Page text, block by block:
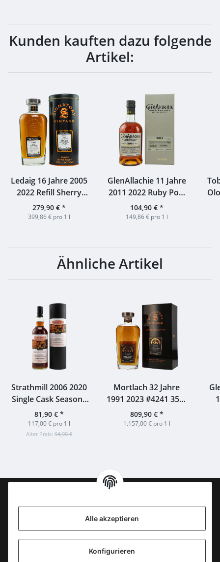
Alle akzeptieren
Konfigurieren
Kunden kauften dazu folgende
Artikel:
Ledaig 16 Jahre 2005
2022 Refill Sherry
Butt #900036
Signatory 66,1% 0,7l
279,90 € *
399,86 € pro 1 l
GlenAllachie 11 Jahre
2011 2022 Ruby Port
Pipe #7463 Germany
59,5% 0,7l
104,90 € *
149,86 € pro 1 l
Ähnliche Artikel
Strathmill 2006 2020
Single Cask Seasons
Autumn 2020 #8
Signatory 50,5% 0,7l
(ohne Dose)
81,90 € *
117,00 € pro 1 l
Alter Preis:94,90 €
Mortlach 32 Jahre
1991 2023 #4241 35th
Anniversary
Signatory 54,1% 0,7l
809,90 € *
1.157,00 € pro 1 l